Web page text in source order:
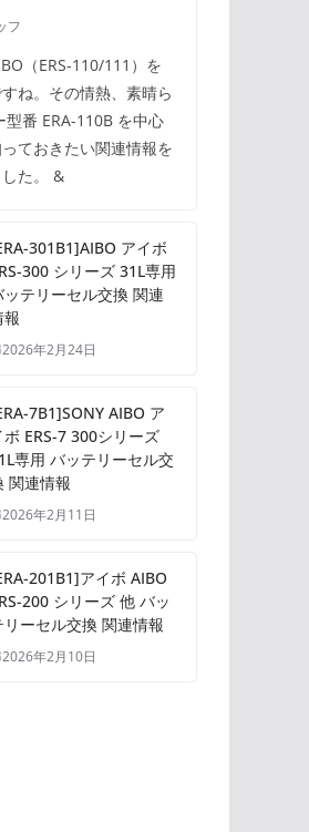
フ
（ERS-110/111）を
ね。その情熱、素晴ら
型番 ERA-110B を中心
ておきたい関連情報を
た。 &
301B1]AIBO アイボ
300 シリーズ 31L専用
ッテリーセル交換 関連
報
2026年2月24日
7B1]SONY AIBO ア
ボ ERS-7 300シリーズ
専用 バッテリーセル交
関連情報
2026年2月11日
201B1]アイボ AIBO
200 シリーズ 他 バッ
リーセル交換 関連情報
2026年2月10日